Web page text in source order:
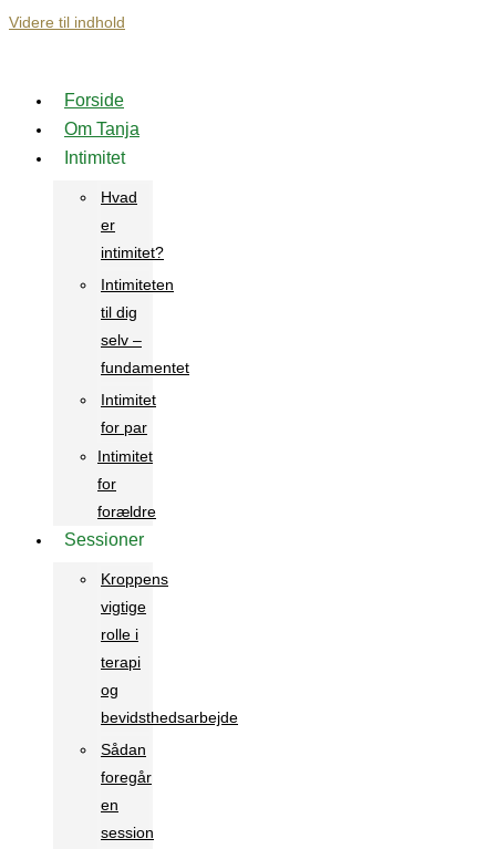
Videre til indhold
Forside
Om Tanja
Intimitet
Hvad
er
intimitet?
Intimiteten
til dig
selv –
fundamentet
Intimitet
for par
Intimitet
for
forældre
Sessioner
Kroppens
vigtige
rolle i
terapi
og
bevidsthedsarbejde
Sådan
foregår
en
session